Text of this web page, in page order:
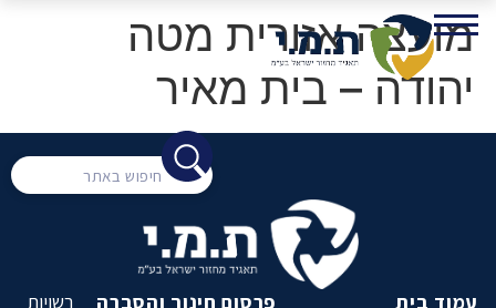
מועצה אזורית מטה
יהודה – בית מאיר
עמוד בית
פרסום חינוך והסברה
רשויות